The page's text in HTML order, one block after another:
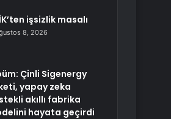
işsizlik masalı
8, 2026
Çinli Sigenergy
yapay zeka
akıllı fabrika
hayata geçirdi